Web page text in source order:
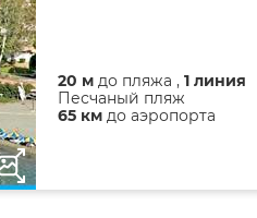
20 м до пляжа , 1 линия
Песчаный пляж
65 км до аэропорта